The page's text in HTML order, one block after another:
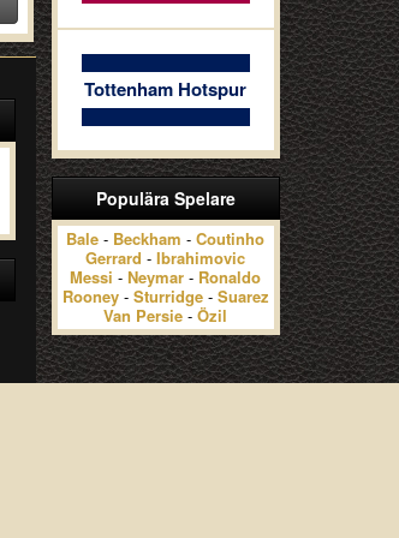
Tottenham Hotspur
Populära Spelare
Bale - Beckham - Coutinho
Gerrard - Ibrahimovic
Messi - Neymar - Ronaldo
Rooney- Sturridge- Suarez
Van Persie - Özil